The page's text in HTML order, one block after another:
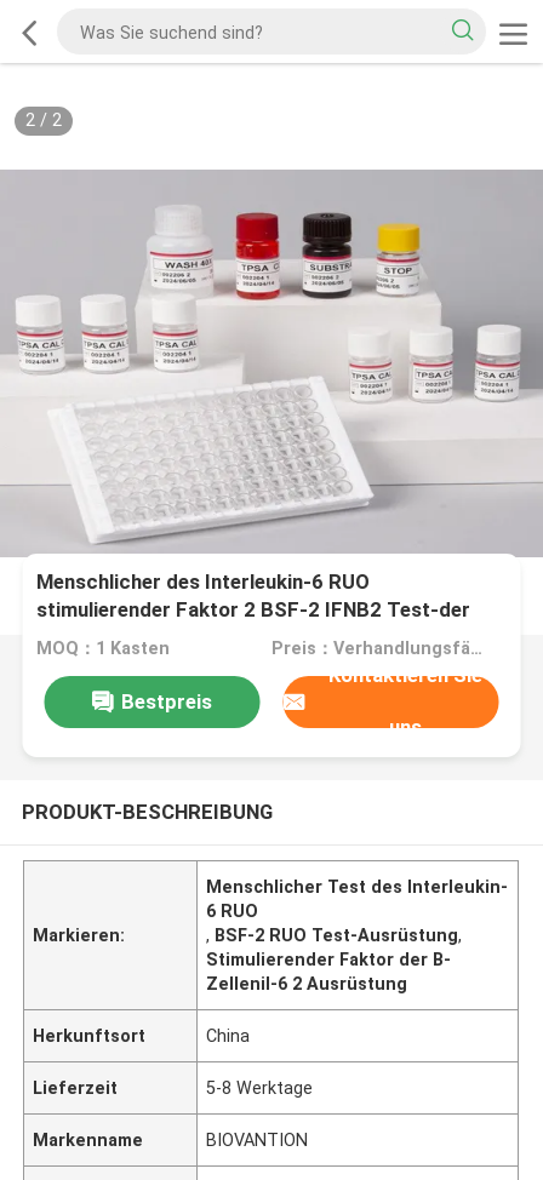
2/ 2
Menschlicher des Interleukin-6 RUO
stimulierender Faktor 2 BSF-2 IFNB2 Test-der
Ausrüstungs-IL-6B-Cell
MOQ：1 Kasten Preis：Verhandlungsfähig
Bestpreis
Kontaktieren Sie
uns
PRODUKT-BESCHREIBUNG
Markieren:
Menschlicher Test des Interleukin-
6 RUO
, BSF-2 RUO Test-Ausrüstung,
Stimulierender Faktor der B-
Zellenil-6 2 Ausrüstung
Herkunftsort China
Lieferzeit 5-8 Werktage
Markenname BIOVANTION